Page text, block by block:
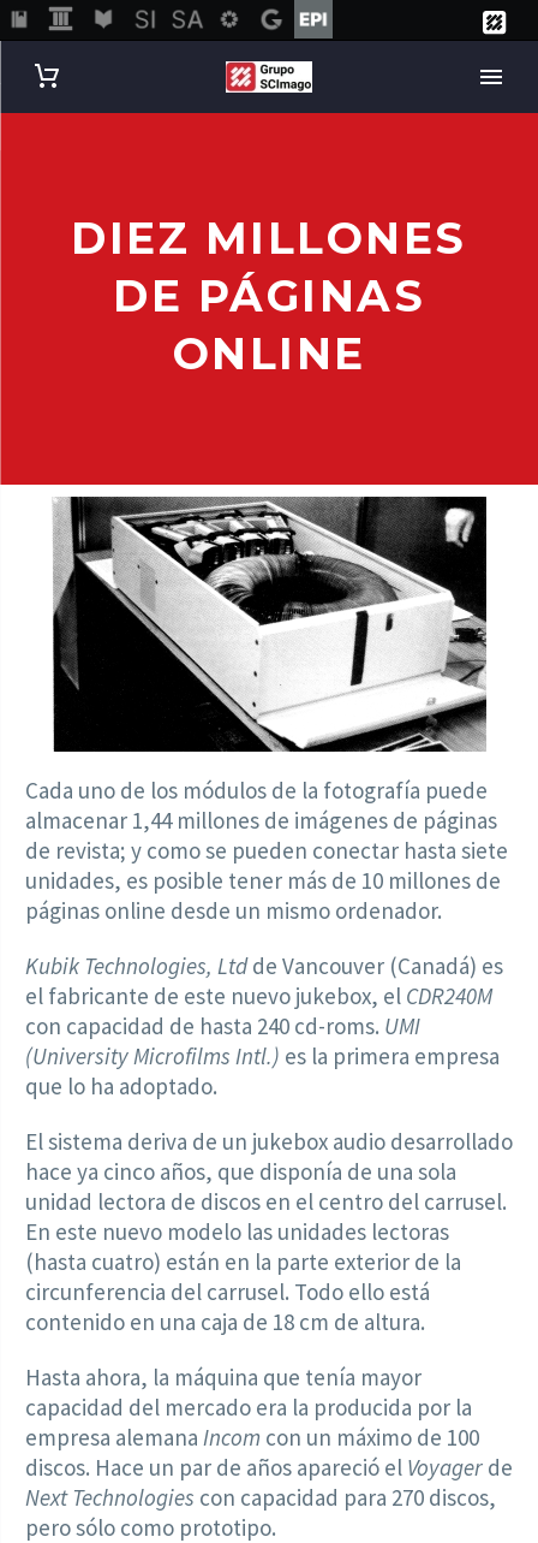
DIEZ MILLONES
DE PÁGINAS
ONLINE
Cada uno de los módulos de la fotografía puede
almacenar 1,44 millones de imágenes de páginas
de revista; y como se pueden conectar hasta siete
unidades, es posible tener más de 10 millones de
páginas online desde un mismo ordenador.
Kubik Technologies, Ltdde Vancouver (Canadá) es
el fabricante de este nuevo jukebox, el CDR240M
con capacidad de hasta 240 cd-roms. UMI
(University Microfilms Intl.) es la primera empresa
que lo ha adoptado.
El sistema deriva de un jukebox audio desarrollado
hace ya cinco años, que disponía de una sola
unidad lectora de discos en el centro del carrusel.
En este nuevo modelo las unidades lectoras
(hasta cuatro) están en la parte exterior de la
circunferencia del carrusel. Todo ello está
contenido en una caja de 18 cm de altura.
Hasta ahora, la máquina que tenía mayor
capacidad del mercado era la producida por la
empresa alemana Incom con un máximo de 100
discos. Hace un par de años apareció el Voyager de
Next Technologies con capacidad para 270 discos,
pero sólo como prototipo.